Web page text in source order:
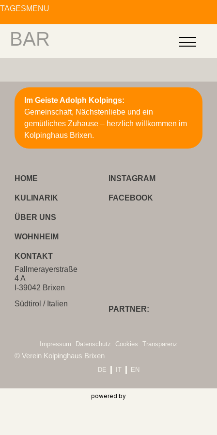
springen
TAGESMENÜ
TAGESMENÜ
ÖFFNUNGSZEITEN
BAR
Im Geiste Adolph Kolpings:
Gemeinschaft, Nächstenliebe und ein
gemütliches Zuhause – herzlich willkommen im
Kolpinghaus Brixen.
HOME
KULINARIK
ÜBER UNS
WOHNHEIM
KONTAKT
INSTAGRAM
FACEBOOK
Fallmerayerstraße
4 A
I-39042 Brixen
Südtirol / Italien
PARTNER:
Impressum Datenschutz Cookies Transparenz
© Verein Kolpinghaus Brixen
DE IT EN
powered by